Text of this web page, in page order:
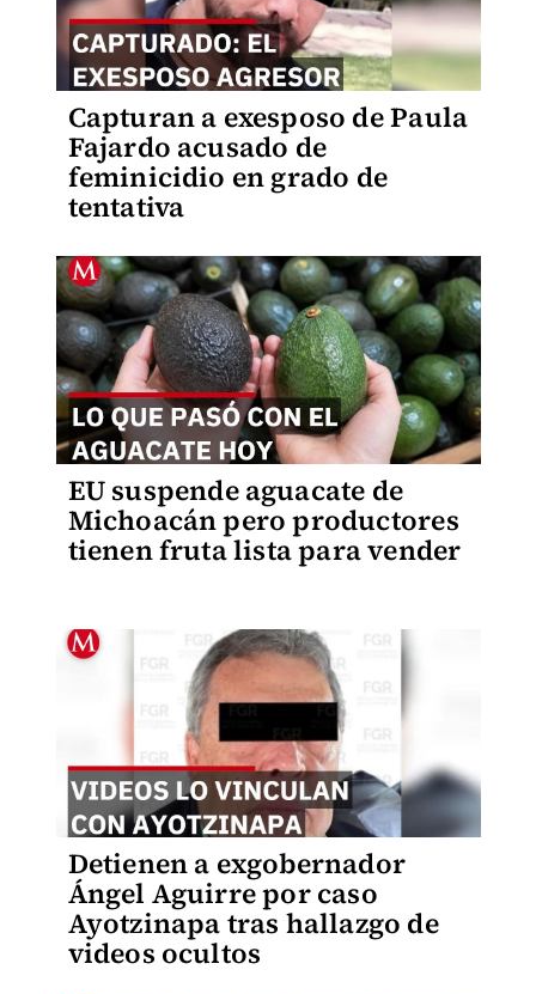
Capturan a exesposo de Paula
Fajardo acusado de
feminicidio en grado de
tentativa
EU suspende aguacate de
Michoacán pero productores
tienen fruta lista para vender
Detienen a exgobernador
Ángel Aguirre por caso
Ayotzinapa tras hallazgo de
videos ocultos